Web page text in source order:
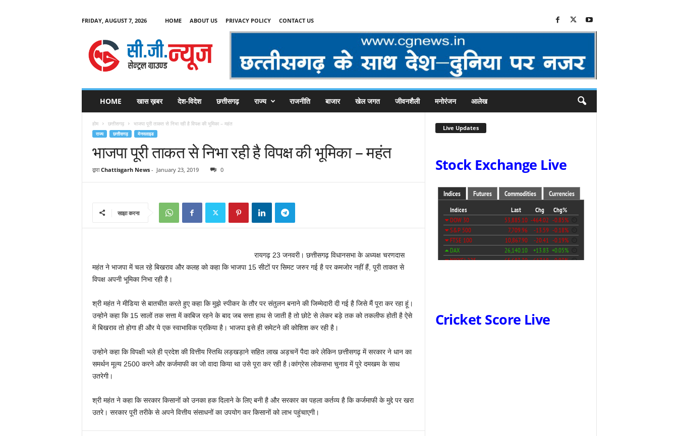
FRIDAY, AUGUST 7, 2026 HOME ABOUT US PRIVACY POLICY CONTACT US
C
HOME खास ख़बर देश-विदेश छत्तीसगढ़ राज्य राजनीति बाजार खेल जगत जीवनशैली मनोरंजन आलेख
होम छत्तीसगढ़ भाजपा पूरी ताकत से निभा रही है विपक्ष की भूमिका – महंत
राज्य छत्तीसगढ़ मेनस्लाइड
भाजपा पूरी ताकत से निभा रही है विपक्ष की भूमिका – महंत
द्वारा Chattisgarh News- January 23, 2019 0
साझा करना
रायगढ़ 23 जनवरी। छत्तीसगढ़ विधानसभा के अध्यक्ष चरणदास
महंत ने भाजपा में चल रहे बिखराव और कलह को कहा कि भाजपा 15 सीटों पर सिमट जरुर गई है पर कमजोर नहीं हैं, पूरी ताकत से
विपक्ष अपनी भूमिका निभा रही है।
श्री महंत ने मीडिया से बातचीत करते हुए कहा कि मुझे स्पीकर के तौर पर संतुलन बनाने की जिम्मेदारी दी गई है जिसे मैं पूरा कर रहा हूं।
उन्होने कहा कि 15 सालों तक सत्ता में काबिज रहने के बाद जब सत्ता हाथ से जाती है तो छोटे से लेकर बड़े तक को तकलीफ होती है ऐसे
में बिखराव तो होगा ही और ये एक स्वाभाविक प्रकिया है। भाजपा इसे ही समेटने की कोशिश कर रही है।
उन्होने कहा कि विपक्षी भले ही प्रदेश की वित्तीय स्तिथि लड़खड़ाने सहित लाख अड़चनें पैदा करे लेकिन छत्तीसगढ़ में सरकार ने धान का
समर्थन मूल्य 2500 करने और कर्जमाफी का जो वादा किया था उसे पूरा कर रही है।कांग्रेस लोकसभा चुनाव में पूरे दमखम के साथ
उतरेगी।
श्री महंत ने कहा कि सरकार किसानों को उनका हक दिलाने के लिए बनी है और सरकार का पहला कर्तव्य है कि कर्जमाफी के मुद्दे पर खरा
उतरे। सरकार पूरी तरीके से अपने वित्तीय संसाधनों का उपयोग कर किसानों को लाभ पहुंचाएगी।
Live Updates
Stock Exchange Live
Cricket Score Live